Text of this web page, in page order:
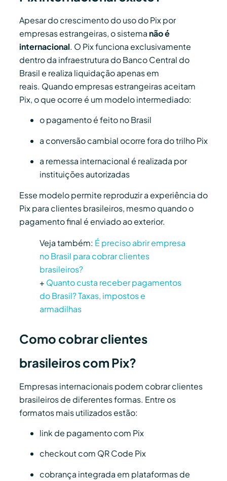
Apesar do crescimento do uso do Pix por
empresas estrangeiras, o sistema não é
internacional. O Pix funciona exclusivamente
dentro da infraestrutura do Banco Central do
Brasil e realiza liquidação apenas em
reais. Quando empresas estrangeiras aceitam
Pix, o que ocorre é um modelo intermediado:
o pagamento é feito no Brasil
a conversão cambial ocorre fora do trilho Pix
a remessa internacional é realizada por
instituições autorizadas
Esse modelo permite reproduzir a experiência do
Pix para clientes brasileiros, mesmo quando o
pagamento final é enviado ao exterior.
Veja também: É preciso abrir empresa
no Brasil para cobrar clientes
brasileiros?
+ Quanto custa receber pagamentos
do Brasil? Taxas, impostos e
armadilhas
Como cobrar clientes
brasileiros com Pix?
Empresas internacionais podem cobrar clientes
brasileiros de diferentes formas. Entre os
formatos mais utilizados estão:
link de pagamento com Pix
checkout com QR Code Pix
cobrança integrada em plataformas de